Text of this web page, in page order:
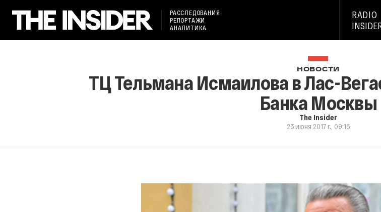
РАССЛЕДОВАНИЯ
РЕПОРТАЖИ
АНАЛИТИКА
RADIO
НОВОСТИ
ТЦ Тельмана Исмаилова в Лас-
Банка Москвы
The Insider
23 июня 2017 г., 09:16